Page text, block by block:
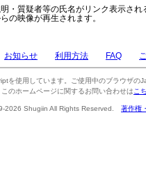
・質疑者等の氏名がリンク表示さ
の映像が再生されます。
お知らせ 利用方法 FAQ
を使用しています。ご使用中のブラウザの
このホームページに関するお問い合わせは こ
2026 Shugiin All Rights Reserved. 著作権